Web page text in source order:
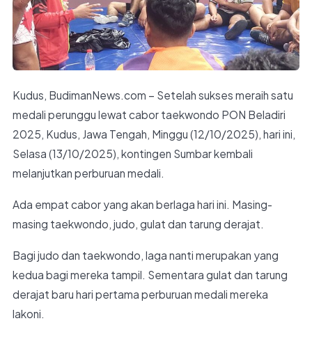
Kudus, BudimanNews.com – Setelah sukses meraih satu
medali perunggu lewat cabor taekwondo PON Beladiri
2025, Kudus, Jawa Tengah, Minggu (12/10/2025), hari ini,
Selasa (13/10/2025), kontingen Sumbar kembali
melanjutkan perburuan medali.
Ada empat cabor yang akan berlaga hari ini. Masing-
masing taekwondo, judo, gulat dan tarung derajat.
Bagi judo dan taekwondo, laga nanti merupakan yang
kedua bagi mereka tampil. Sementara gulat dan tarung
derajat baru hari pertama perburuan medali mereka
lakoni.